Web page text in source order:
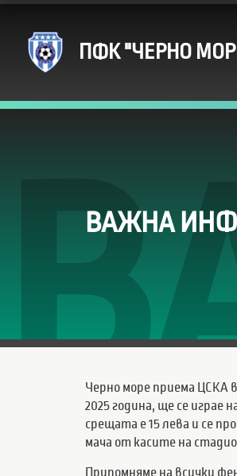
ПФК "ЧЕРНО
ВАЖНА
Черно море приема ЦСКА
2025 година, ще се играе
срещата е 15 лева и се
мача от касите на
Припомняме на всички